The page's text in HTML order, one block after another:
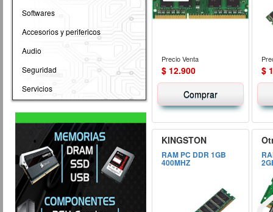
Softwares
Accesorios y perifericos
Audio
Seguridad
Servicios
Precio Venta
$ 12.900
Comprar
$
KINGSTON
RAM PC DDR 1GB
400MHZ